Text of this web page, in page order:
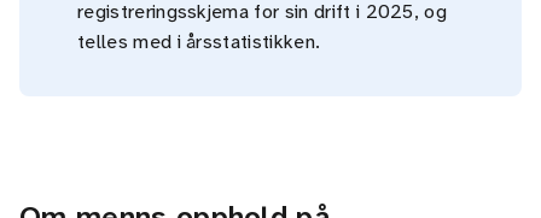
registreringsskjema for sin drift i 2025, og
telles med i årsstatistikken.